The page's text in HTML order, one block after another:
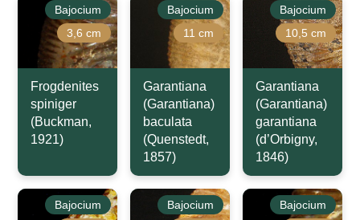
Bajocium
3,6 cm
Frogdenites
spiniger
(Buckman,
1921)
Bajocium
11 cm
Garantiana
(Garantiana)
baculata
(Quenstedt,
1857)
Bajocium
10,5 cm
Garantiana
(Garantiana)
garantiana
(d’Orbigny,
1846)
Bajocium
Bajocium
Bajocium